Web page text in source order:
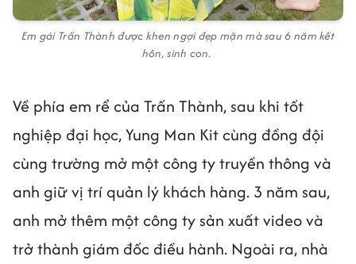
Em gái Trấn Thành được khen ngợi đẹp mặn mà sau 6 năm kết
hôn, sinh con.
Về phía em rể của Trấn Thành, sau khi tốt
nghiệp đại học, Yung Man Kit cùng đồng đội
cùng trường mở một công ty truyền thông và
anh giữ vị trí quản lý khách hàng. 3 năm sau,
anh mở thêm một công ty sản xuất video và
trở thành giám đốc điều hành. Ngoài ra, nhà